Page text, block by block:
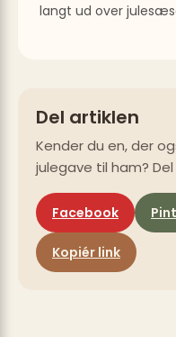
langt ud over
Del artiklen
Kender du en, der
julegave til ham?
Facebook
Kopiér link